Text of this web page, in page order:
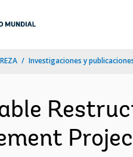
Investigaciones y